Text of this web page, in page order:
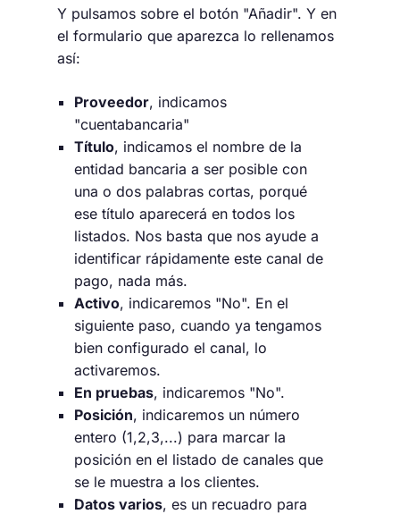
Y pulsamos sobre el botón "Añadir". Y en
el formulario que aparezca lo rellenamos
así:
Proveedor, indicamos
"cuentabancaria"
Título, indicamos el nombre de la
entidad bancaria a ser posible con
una o dos palabras cortas, porqué
ese título aparecerá en todos los
listados. Nos basta que nos ayude a
identificar rápidamente este canal de
pago, nada más.
Activo, indicaremos "No". En el
siguiente paso, cuando ya tengamos
bien configurado el canal, lo
activaremos.
En pruebas, indicaremos "No".
Posición, indicaremos un número
entero (1,2,3,...) para marcar la
posición en el listado de canales que
se le muestra a los clientes.
Datos varios, es un recuadro para